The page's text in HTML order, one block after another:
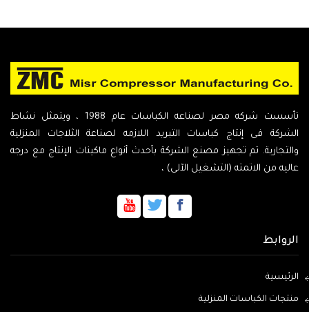
تأسست شركه مصر لصناعه الكباسات عام 1988 ، ويتمثل نشاط
الشركة فى إنتاج كباسات التبريد اللازمه لصناعة الثلاجات المنزلية
والتجارية. تم تجهيز مصنع الشركة بأحدث أنواع ماكينات الإنتاج مع درجه
عاليه من الاتمته (التشغيل الآلى) ،
الروابط
الرئيسية
منتجات الكباسات المنزلية